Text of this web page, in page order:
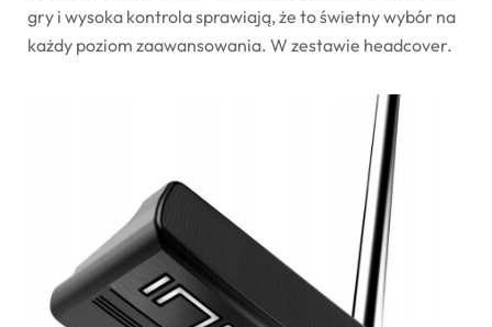
gry i wysoka kontrola sprawiają, że to świetny wybór na
każdy poziom zaawansowania. W zestawie headcover.